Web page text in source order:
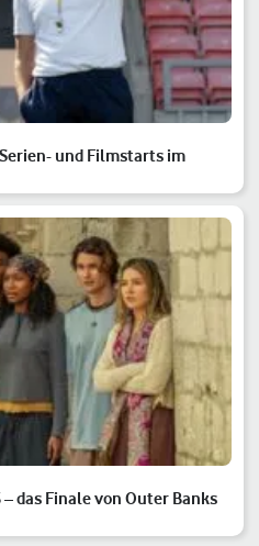
und Filmstarts im
das Finale von Outer Banks